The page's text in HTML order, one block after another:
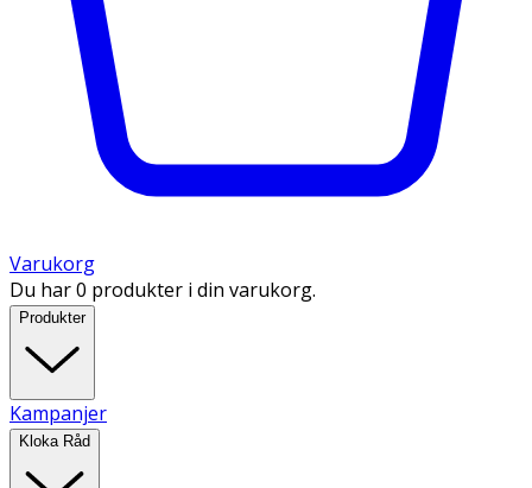
Varukorg
Du har 0 produkter i din varukorg.
Produkter
Kampanjer
Kloka Råd